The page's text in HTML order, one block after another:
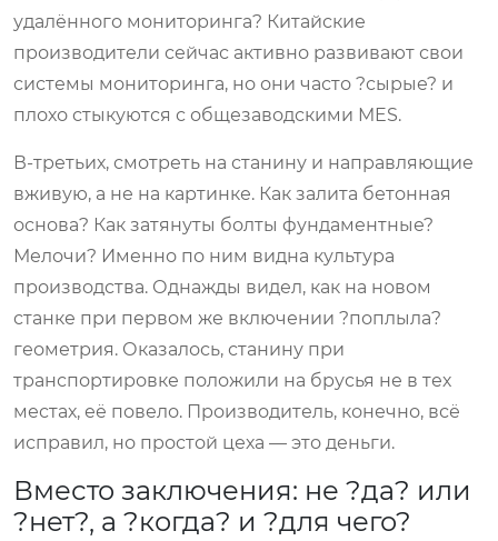
удалённого мониторинга? Китайские
производители сейчас активно развивают свои
системы мониторинга, но они часто ?сырые? и
плохо стыкуются с общезаводскими MES.
В-третьих, смотреть на станину и направляющие
вживую, а не на картинке. Как залита бетонная
основа? Как затянуты болты фундаментные?
Мелочи? Именно по ним видна культура
производства. Однажды видел, как на новом
станке при первом же включении ?поплыла?
геометрия. Оказалось, станину при
транспортировке положили на брусья не в тех
местах, её повело. Производитель, конечно, всё
исправил, но простой цеха — это деньги.
Вместо заключения: не ?да? или
?нет?, а ?когда? и ?для чего?